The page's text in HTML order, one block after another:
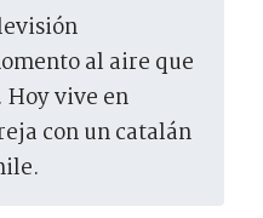
al aire que
vive en
con un catalán